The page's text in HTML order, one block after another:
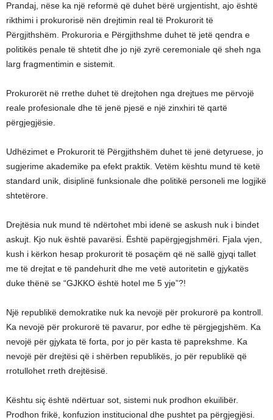
Prandaj, nëse ka një reformë që duhet bërë urgjentisht, ajo është
rikthimi i prokurorisë nën drejtimin real të Prokurorit të
Përgjithshëm. Prokuroria e Përgjithshme duhet të jetë qendra e
politikës penale të shtetit dhe jo një zyrë ceremoniale që sheh nga
larg fragmentimin e sistemit.
Prokurorët në rrethe duhet të drejtohen nga drejtues me përvojë
reale profesionale dhe të jenë pjesë e një zinxhiri të qartë
përgjegjësie.
Udhëzimet e Prokurorit të Përgjithshëm duhet të jenë detyruese, jo
sugjerime akademike pa efekt praktik. Vetëm kështu mund të ketë
standard unik, disiplinë funksionale dhe politikë personeli me logjikë
shtetërore.
Drejtësia nuk mund të ndërtohet mbi idenë se askush nuk i bindet
askujt. Kjo nuk është pavarësi. Është papërgjegjshmëri. Fjala vjen,
kush i kërkon hesap prokurorit të posaçëm që në sallë gjyqi tallet
me të drejtat e të pandehurit dhe me vetë autoritetin e gjykatës
duke thënë se “GJKKO është hotel me 5 yje”?!
Një republikë demokratike nuk ka nevojë për prokurorë pa kontroll.
Ka nevojë për prokurorë të pavarur, por edhe të përgjegjshëm. Ka
nevojë për gjykata të forta, por jo për kasta të paprekshme. Ka
nevojë për drejtësi që i shërben republikës, jo për republikë që
rrotullohet rreth drejtësisë.
Kështu siç është ndërtuar sot, sistemi nuk prodhon ekuilibër.
Prodhon frikë, konfuzion institucional dhe pushtet pa përgjegjësi.